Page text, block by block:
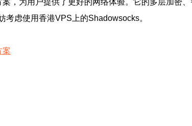
，为用户提供了更好的网络体验。它的多层加密
虑使用香港VPS上的Shadowsocks。
案